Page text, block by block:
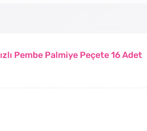
Pembe Palmiye Peçete 16 Adet